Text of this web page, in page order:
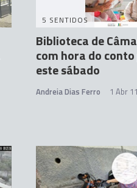
5 SENTIDOS
Biblioteca de
com hora do
este sábado
Andreia Dias Ferro 1 Abr